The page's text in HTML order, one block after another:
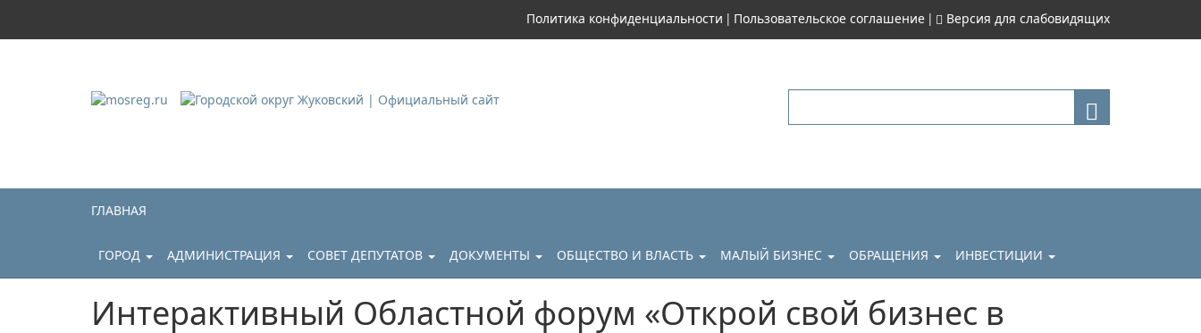
Политика конфиденциальности | Пользовательское соглашение | Версия для слабовидящих
ГЛАВНАЯ
ГОРОД АДМИНИСТРАЦИЯ СОВЕТ ДЕПУТАТОВ ДОКУМЕНТЫ ОБЩЕСТВО И ВЛАСТЬ МАЛЫЙ БИЗНЕС ОБРАЩЕНИЯ ИНВЕСТИЦИИ
Интерактивный Областной форум «Открой свой бизнес в